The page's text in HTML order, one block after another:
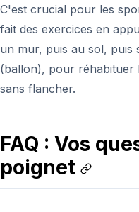
C'est crucial pour les
fait des exercices en
un mur, puis au sol, puis
(ballon), pour réhabituer
sans flancher.
FAQ : Vos
poignet